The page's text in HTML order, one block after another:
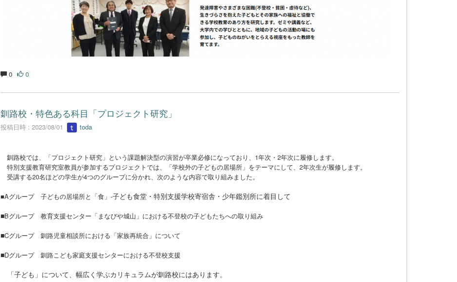
0 0
釧路校・特色ある科目「プロジェクト研究」
投稿日時 : 2023/08/01 toda
釧路校では、「プロジェクト研究」という課題解決型の演習が卒業必修になっており、1年次・2年次に履修します。
特別支援教育研究室教員が参加するプロジェクトでは、「学校外の子どもの居場所」をテーマにして、2年次生が履修します。
受講する20名ほどの学生が4つのグループに分かれ、次のような内容で取り組みました。
■Aグループ 子どもの居場所と「食」-子ども食堂・特別支援学校寄宿舎・少年鑑別所に着目して
■Bグループ 教育支援センター「まなびや城山」における不登校の子どもたちへの取り組み
■Cグループ 釧路児童相談所における「家族再統合」について
■Dグループ 釧路こども家庭支援センターにおける不登校支援
「子ども」について、幅広く学ぶカリキュラムが釧路校にはあります。